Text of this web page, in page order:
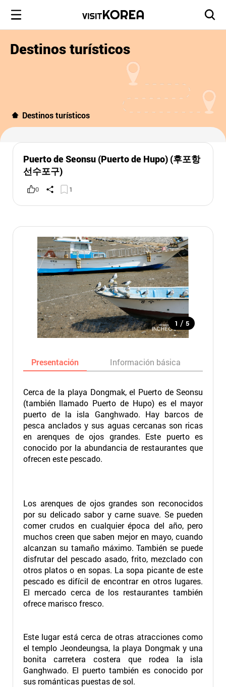
Destinos turísticos
Destinos turísticos
Puerto de Seonsu (Puerto de Hupo) (후포항
선수포구)
0 1
1 / 5
Presentación Información básica
Cerca de la playa Dongmak, el Puerto de Seonsu
(también llamado Puerto de Hupo) es el mayor
puerto de la isla Ganghwado. Hay barcos de
pesca anclados y sus aguas cercanas son ricas
en arenques de ojos grandes. Este puerto es
conocido por la abundancia de restaurantes que
ofrecen este pescado.
Los arenques de ojos grandes son reconocidos
por su delicado sabor y carne suave. Se pueden
comer crudos en cualquier época del año, pero
muchos creen que saben mejor en mayo, cuando
alcanzan su tamaño máximo. También se puede
disfrutar del pescado asado, frito, mezclado con
otros platos o en sopas. La sopa picante de este
pescado es difícil de encontrar en otros lugares.
El mercado cerca de los restaurantes también
ofrece marisco fresco.
Este lugar está cerca de otras atracciones como
el templo Jeondeungsa, la playa Dongmak y una
bonita carretera costera que rodea la isla
Ganghwado. El puerto también es conocido por
sus románticas puestas de sol.